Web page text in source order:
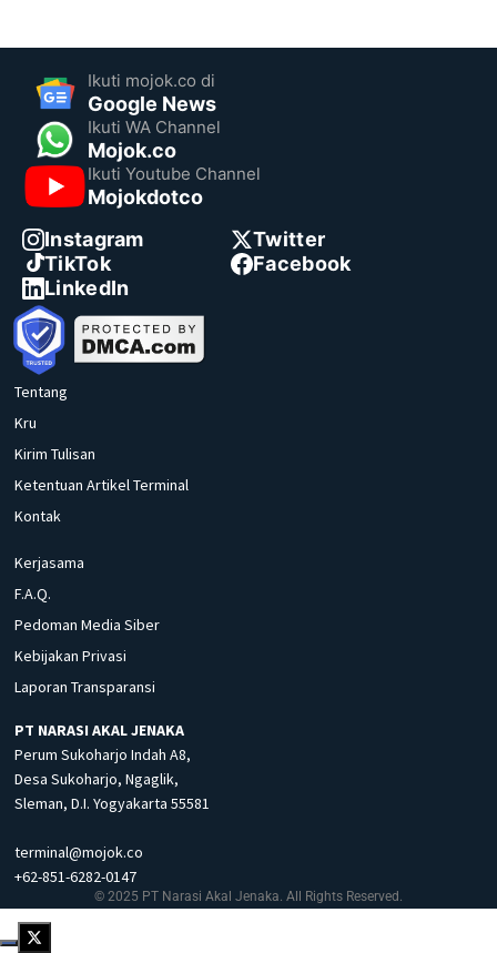
Ikuti mojok.co di
Google News
Ikuti WA Channel
Mojok.co
Ikuti Youtube Channel
Mojokdotco
Instagram
Twitter
TikTok
Facebook
LinkedIn
Tentang
Kru
Kirim Tulisan
Ketentuan Artikel Terminal
Kontak
Kerjasama
F.A.Q.
Pedoman Media Siber
Kebijakan Privasi
Laporan Transparansi
PT NARASI AKAL JENAKA
Perum Sukoharjo Indah A8,
Desa Sukoharjo, Ngaglik,
Sleman, D.I. Yogyakarta 55581
terminal@mojok.co
+62-851-6282-0147
© 2025 PT Narasi Akal Jenaka. All Rights Reserved.